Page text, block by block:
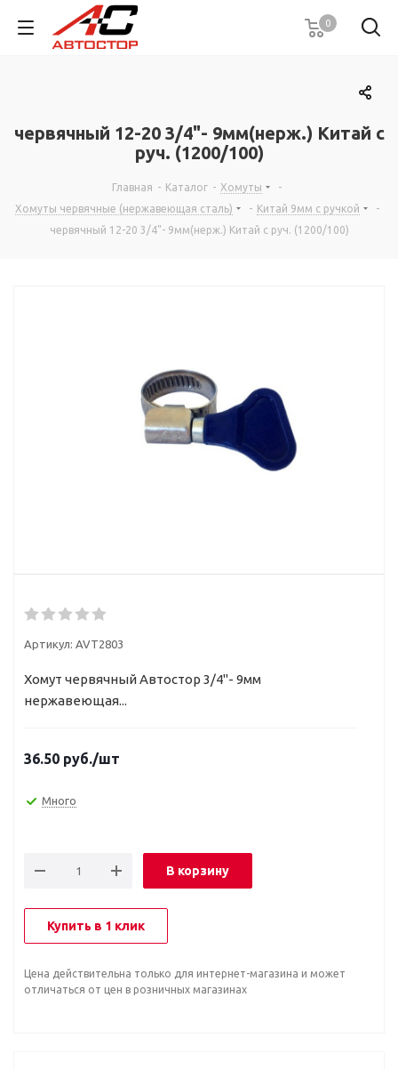
0
червячный 12-20 3/4"- 9мм(нерж.) Китай с
руч. (1200/100)
Главная - Каталог - Хомуты
-
Хомуты червячные (нержавеющая сталь)
- Китай 9мм с ручкой
-
червячный 12-20 3/4"- 9мм(нерж.) Китай с руч. (1200/100)
Артикул: AVT2803
Хомут червячный Автостор 3/4"- 9мм
нержавеющая...
36.50 руб./шт
Много
В корзину
Купить в 1 клик
Цена действительна только для интернет-магазина и может
отличаться от цен в розничных магазинах